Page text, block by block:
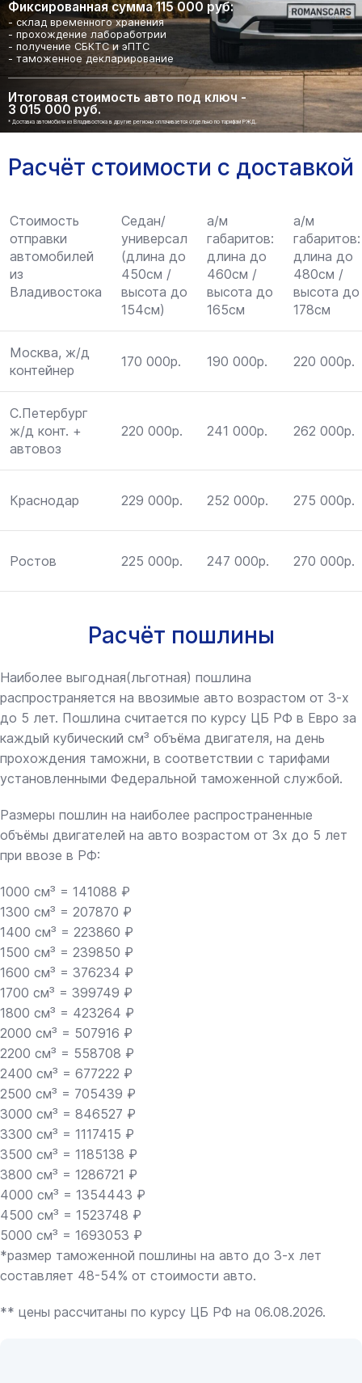
Фиксированная сумма 115 000 руб:
- склад временного хранения
- прохождение лабоработрии
- получение СБКТС и эПТС
- таможенное декларирование
Итоговая стоимость авто под ключ -
3 015 000 руб.
* Доставка автомобиля из Владивостока в другие регионы оплачивается отдельно по тарифам РЖД.
Расчёт стоимости с доставкой
Стоимость
отправки
автомобилей
из
Владивостока
Седан/
универсал
(длина до
450см /
высота до
154см)
а/м
габаритов:
длина до
460см /
высота до
165см
а/м
габаритов:
длина до
480см /
высота до
178см
Москва, ж/д
контейнер
170 000р. 190 000р. 220 000р.
С.Петербург
ж/д конт. +
автовоз
220 000р. 241 000р. 262 000р.
Краснодар 229 000р. 252 000р. 275 000р.
Ростов 225 000р. 247 000р. 270 000р.
Расчёт пошлины
Наиболее выгодная(льготная) пошлина
распространяется на ввозимые авто возрастом от 3-х
до 5 лет. Пошлина считается по курсу ЦБ РФ в Евро за
каждый кубический см³ объёма двигателя, на день
прохождения таможни, в соответствии с тарифами
установленными Федеральной таможенной службой.
Размеры пошлин на наиболее распространенные
объёмы двигателей на авто возрастом от 3х до 5 лет
при ввозе в РФ:
1000 см³ = 141088 ₽
1300 см³ = 207870 ₽
1400 см³ = 223860 ₽
1500 см³ = 239850 ₽
1600 см³ = 376234 ₽
1700 см³ = 399749 ₽
1800 см³ = 423264 ₽
2000 см³ = 507916 ₽
2200 см³ = 558708 ₽
2400 см³ = 677222 ₽
2500 см³ = 705439 ₽
3000 см³ = 846527 ₽
3300 см³ = 1117415 ₽
3500 см³ = 1185138 ₽
3800 см³ = 1286721 ₽
4000 см³ = 1354443 ₽
4500 см³ = 1523748 ₽
5000 см³ = 1693053 ₽
*размер таможенной пошлины на авто до 3-х лет
составляет 48-54% от стоимости авто.
** цены рассчитаны по курсу ЦБ РФ на 06.08.2026.